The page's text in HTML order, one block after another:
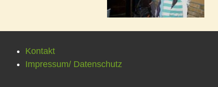
Kontakt
Impressum/ Datenschutz